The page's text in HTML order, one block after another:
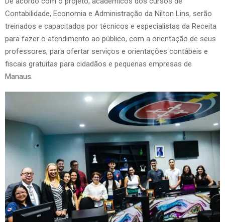
Contabilidade, Economia e Administração da Nilton Lins, serão
treinados e capacitados por técnicos e especialistas da Receita
para fazer o atendimento ao público, com a orientação de seus
professores, para ofertar serviços e orientações contábeis e
fiscais gratuitas para cidadãos e pequenas empresas de
Manaus.